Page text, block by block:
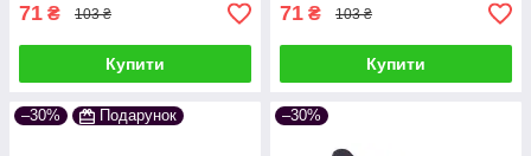
71 ₴ 103 ₴
Купити
71 ₴ 103 ₴
Купити
–30% Подарунок –30%